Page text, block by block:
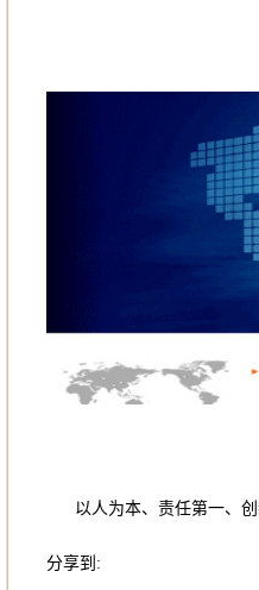
以人为本、责任第一、创
分享到: